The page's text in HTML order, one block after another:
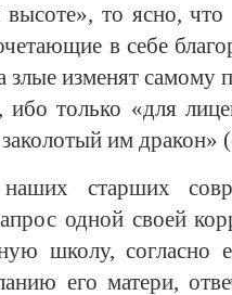
высоте», то ясно,
в себе
злые изменят
ибо только «для
им дракон»
старших
одной своей
школу, согласно
его матери,